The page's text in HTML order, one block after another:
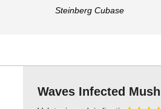
Steinberg Cubase
Waves Infected